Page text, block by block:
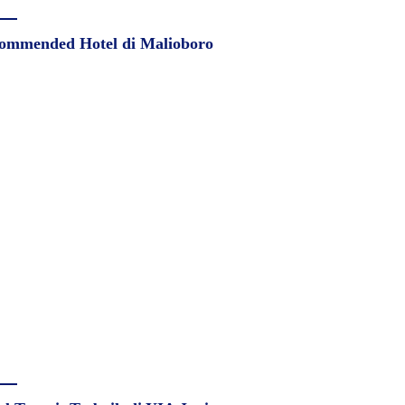
Hotel di Malioboro